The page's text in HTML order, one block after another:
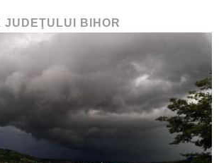
JUDEŢULUI BIHOR